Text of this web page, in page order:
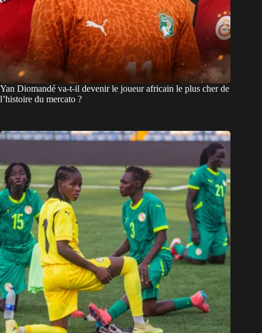
Yan Diomandé va-t-il devenir le joueur africain le plus cher de
l’histoire du mercato ?